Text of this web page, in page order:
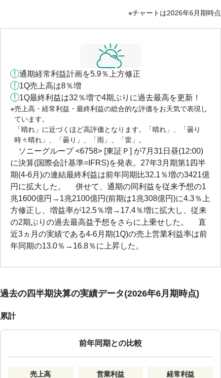
チャートは2026年6月期時点
通期経常利益計画を5.9％上方修正
1Q売上高は8％増
1Q最終利益は32％増で4期ぶりに過去最高を更新！
売上高・経常利益・最終利益の総合的な評価をお天気で表現し
ています。
「晴れ」に近づくほど高評価となります。「晴れ」、「曇り
時々晴れ」、「曇り」、「雨」、「雷」。
ソニーグループ <6758> [東証Ｐ] が7月31日昼(12:00)
に決算(国際会計基準=IFRS)を発表。27年3月期第1四半
期(4-6月)の連結最終利益は前年同期比32.1％増の3421億
円に拡大した。 併せて、通期の同利益を従来予想の1
兆1600億円→1兆2100億円(前期は1兆308億円)に4.3％上
方修正し、増益率が12.5％増→17.4％増に拡大し、従来
の2期ぶりの過去最高益予想をさらに上乗せした。 直
近3ヵ月の実績である4-6月期(1Q)の売上営業利益率は前
年同期の13.0％→16.8％に上昇した。
過去の四半期決算の実績データ(2026年6月期時点)
累計
前年同期との比較
売上高 営業利益 経常利益